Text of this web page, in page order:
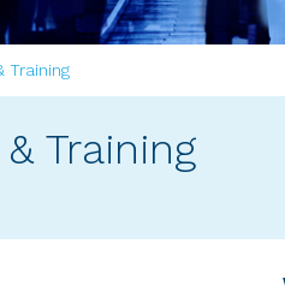
Training
Training